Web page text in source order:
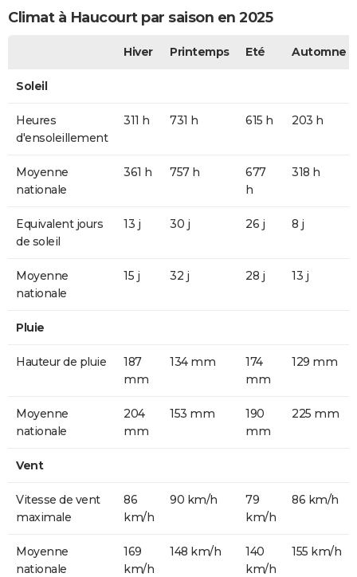
Climat à Haucourt par saison en 2025
Hiver Printemps Eté Automne
Soleil
Heures
d'ensoleillement
311 h 731 h 615 h 203 h
Moyenne
nationale
361 h 757 h
677
h
318 h
Equivalent jours
de soleil
13 j 30 j 26 j 8 j
Moyenne
nationale
15 j 32 j 28 j 13 j
Pluie
Hauteur de pluie
187
mm
134 mm
174
mm
129 mm
Moyenne
nationale
204
mm
153 mm
190
mm
225 mm
Vent
Vitesse de vent
maximale
86
km/h
90 km/h
79
km/h
86 km/h
Moyenne
nationale
169
km/h
148 km/h
140
km/h
155 km/h